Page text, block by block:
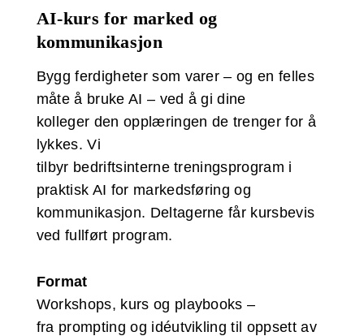
AI-kurs for marked og
kommunikasjon
Bygg ferdigheter som varer – og en felles
måte å bruke AI – ved å gi dine
kolleger den opplæringen de trenger for å
lykkes. Vi
tilbyr bedriftsinterne treningsprogram i
praktisk AI for markedsføring og
kommunikasjon. Deltagerne får kursbevis
ved fullført program.
Format
Workshops, kurs og playbooks –
fra prompting og idéutvikling til oppsett av